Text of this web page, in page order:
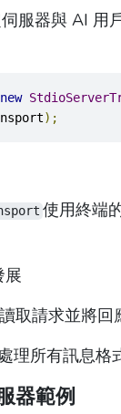
服器與 AI 用
new
);
使用終端
展
讀取請求並將回
理所有訊息格
器範例